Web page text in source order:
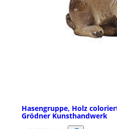
Hasengruppe, Holz
Grödner Kunsthandwerk